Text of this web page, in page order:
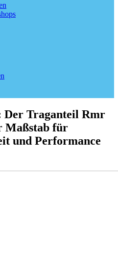
Der Traganteil Rmr
Maßstab für
und Performance